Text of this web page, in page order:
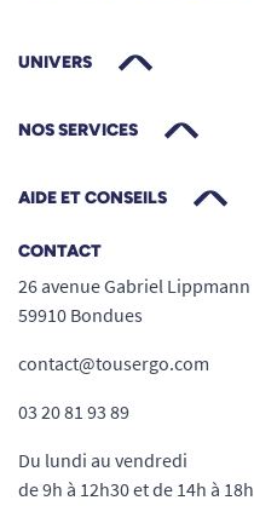
UNIVERS
NOS SERVICES
AIDE ET CONSEILS
CONTACT
26 avenue Gabriel Lippmann
59910 Bondues
contact@tousergo.com
03 20 81 93 89
Du lundi au vendredi
de 9h à 12h30 et de 14h à 18h